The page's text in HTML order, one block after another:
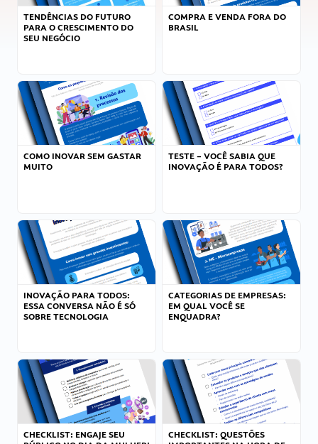
TENDÊNCIAS DO FUTURO
PARA O CRESCIMENTO DO
SEU NEGÓCIO
COMPRA E VENDA FORA DO
BRASIL
COMO INOVAR SEM GASTAR
MUITO
TESTE – VOCÊ SABIA QUE
INOVAÇÃO É PARA TODOS?
INOVAÇÃO PARA TODOS:
ESSA CONVERSA NÃO É SÓ
SOBRE TECNOLOGIA
CATEGORIAS DE EMPRESAS:
EM QUAL VOCÊ SE
ENQUADRA?
CHECKLIST: ENGAJE SEU
CHECKLIST: QUESTÕES